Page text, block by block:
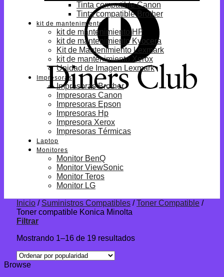
Tinta compatible Canon
Tinta compatible Brother
kit de mantenimiento
kit de mantenimiento HP
kit de mantenimiento Kyocera
Kit de Mantenimiento Lexmark
kit de mantenimiento Xerox
Unidad de Imagen Lexmark
Impresoras
Impresoras Brother
Impresoras Canon
Impresoras Epson
Impresoras Hp
Impresora Xerox
Impresoras Térmicas
Laptop
Monitores
Monitor BenQ
Monitor ViewSonic
Monitor Teros
Monitor LG
Inicio / Suministros Compatibles / Toner Compatible /
Toner compatible Konica Minolta
Filtrar
Mostrando 1–16 de 19 resultados
Browse